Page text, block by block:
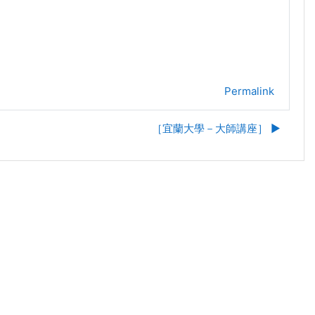
Permalink
［宜蘭大學－大師講座］ ▶︎